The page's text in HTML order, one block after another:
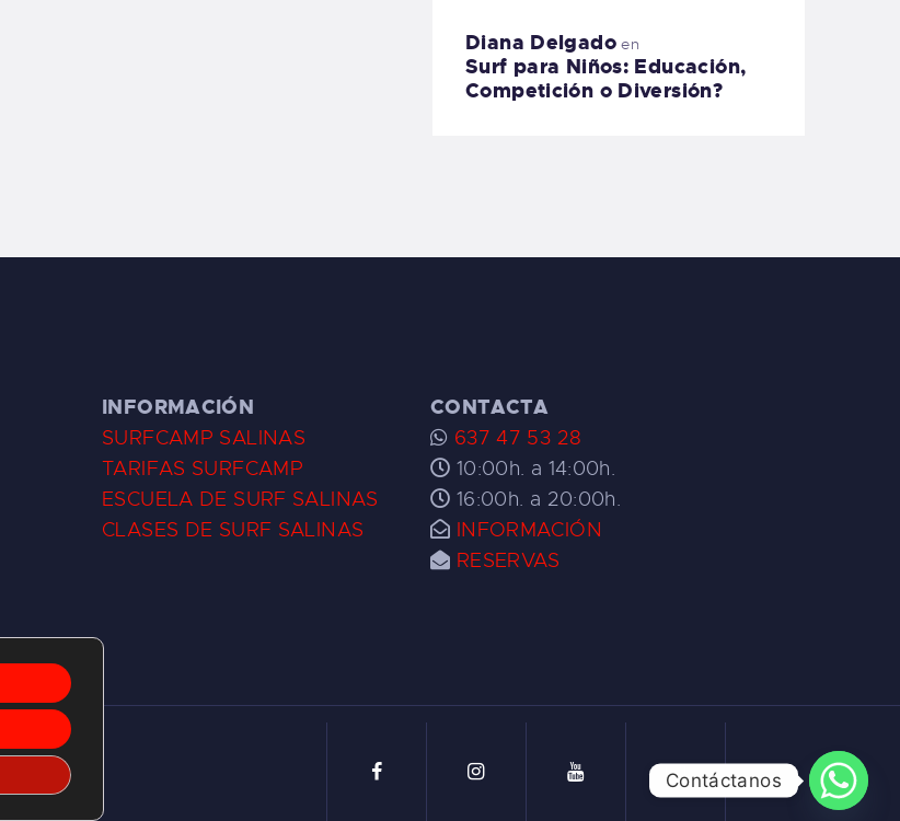
Diana Delgadoen
Surf para Niños: Educación,
Competición o Diversión?
INFORMACIÓN
SURFCAMP SALINAS
TARIFAS SURFCAMP
ESCUELA DE SURF SALINAS
CLASES DE SURF SALINAS
CONTACTA
637 47 53 28
10:00h. a 14:00h.
16:00h. a 20:00h.
INFORMACIÓN
RESERVAS
Contáctanos